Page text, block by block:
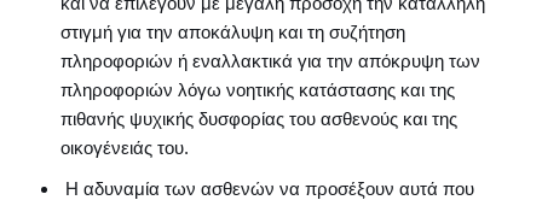
στιγμή για την αποκάλυψη και τη συζήτηση
πληροφοριών ή εναλλακτικά για την απόκρυψη των
πληροφοριών λόγω νοητικής κατάστασης και της
πιθανής ψυχικής δυσφορίας του ασθενούς και της
οικογένειάς του.
Η αδυναμία των ασθενών να προσέξουν αυτά που